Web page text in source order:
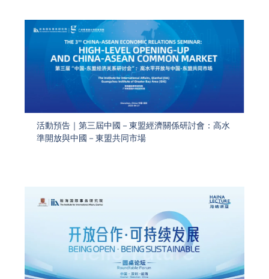
活動預告｜第三屆中國－東盟經濟關係研討會：高水
準開放與中國－東盟共同市場